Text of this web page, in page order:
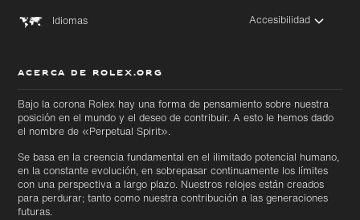
Idiomas Accesibilidad
ACERCA DE ROLEX.ORG
Bajo la corona Rolex hay una forma de pensamiento sobre nuestra
posición en el mundo y el deseo de contribuir. A esto le hemos dado
el nombre de «Perpetual Spirit».
Se basa en la creencia fundamental en el ilimitado potencial humano,
en la constante evolución, en sobrepasar continuamente los límites
con una perspectiva a largo plazo. Nuestros relojes están creados
para perdurar; tanto como nuestra contribución a las generaciones
futuras.